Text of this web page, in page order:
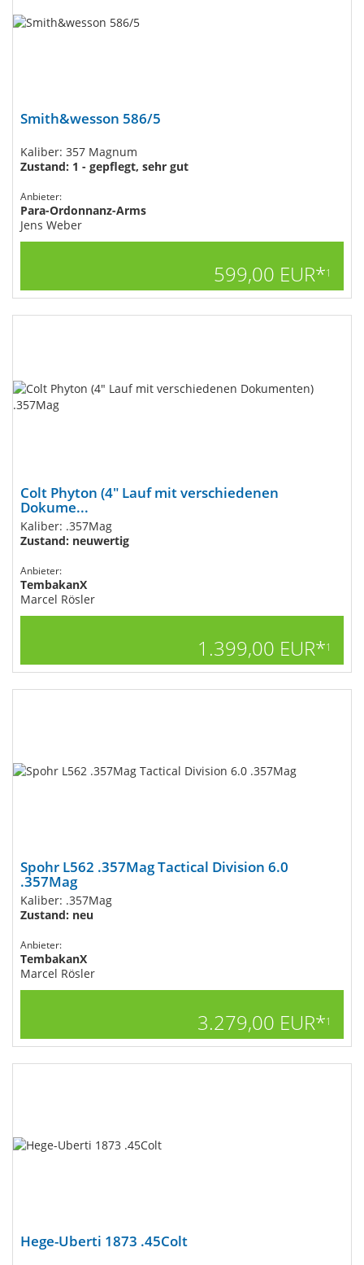
Smith&wesson 586/5
Kaliber: 357 Magnum
Zustand: 1 - gepflegt, sehr gut
Anbieter:
Para-Ordonnanz-Arms
Jens Weber
599,00 EUR*1
Colt Phyton (4" Lauf mit verschiedenen
Dokume...
Kaliber: .357Mag
Zustand: neuwertig
Anbieter:
TembakanX
Marcel Rösler
1.399,00 EUR*1
Spohr L562 .357Mag Tactical Division 6.0
.357Mag
Kaliber: .357Mag
Zustand: neu
Anbieter:
TembakanX
Marcel Rösler
3.279,00 EUR*1
Hege-Uberti 1873 .45Colt